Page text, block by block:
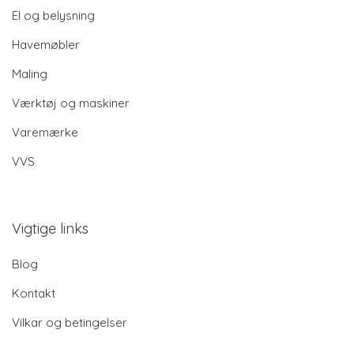
El og belysning
Havemøbler
Maling
Værktøj og maskiner
Varemærke
VVS
Vigtige links
Blog
Kontakt
Vilkar og betingelser